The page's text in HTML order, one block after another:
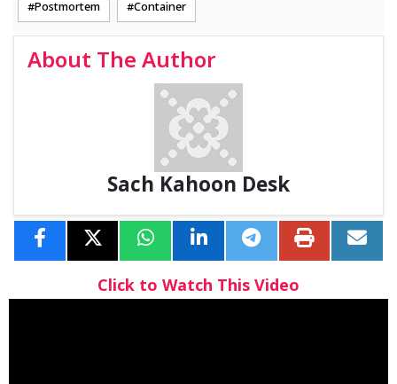
Postmortem Container
About The Author
Sach Kahoon Desk
Click to Watch This Video